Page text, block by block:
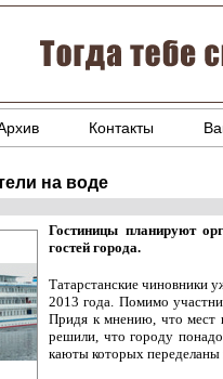
Контакты
на воде
Гостиницы планируют
гостей города.
Татарстанские чиновники
2013 года. Помимо
Придя к мнению, что мест
решили, что городу
каюты которых переделаны